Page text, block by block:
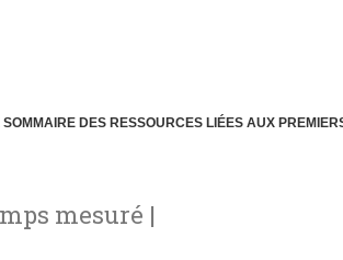
DES RESSOURCES LIÉES AUX
mesuré |